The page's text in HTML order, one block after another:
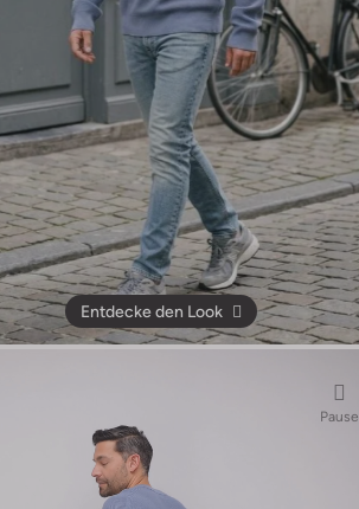
Entdecke den Look
Pause